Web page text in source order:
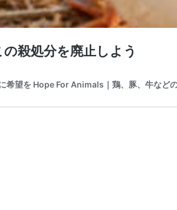
殺処分を廃止しよう
希望を Hope For Animals｜鶏、豚、牛など